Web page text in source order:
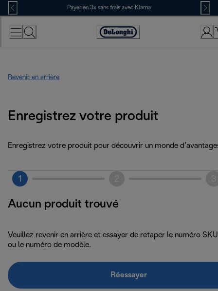
Skip
to
Content
Payer en 3x sans frais avec Klarna
Déclaration
Revenir en arrière
Enregistrez votre produit
Enregistrez votre produit pour découvrir un monde
1
Aucun produit trouvé
Veuillez revenir en arrière et essayer de retaper le numéro SKU
ou le numéro de modèle.
Réessayer